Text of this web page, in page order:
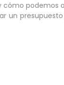
presupuesto